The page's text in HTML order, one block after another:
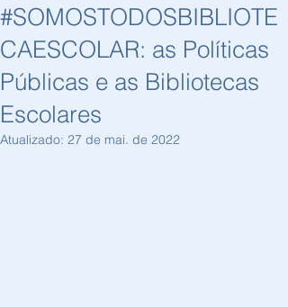
#SOMOSTODOSBIBLIOTE
CAESCOLAR: as Políticas
Públicas e as Bibliotecas
Escolares
Atualizado: 27 de mai. de 2022